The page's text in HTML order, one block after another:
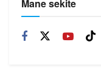
Mane sekite